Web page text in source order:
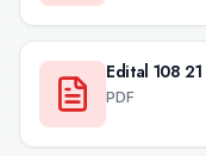
Edital 108 21
PDF